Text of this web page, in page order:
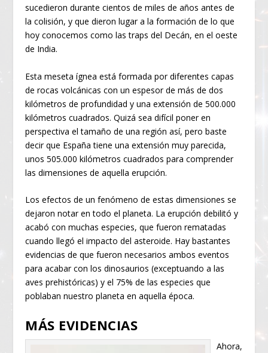
sucedieron durante cientos de miles de años antes de
la colisión, y que dieron lugar a la formación de lo que
hoy conocemos como las traps del Decán, en el oeste
de India.
Esta meseta ígnea está formada por diferentes capas
de rocas volcánicas con un espesor de más de dos
kilómetros de profundidad y una extensión de 500.000
kilómetros cuadrados. Quizá sea difícil poner en
perspectiva el tamaño de una región así, pero baste
decir que España tiene una extensión muy parecida,
unos 505.000 kilómetros cuadrados para comprender
las dimensiones de aquella erupción.
Los efectos de un fenómeno de estas dimensiones se
dejaron notar en todo el planeta. La erupción debilitó y
acabó con muchas especies, que fueron rematadas
cuando llegó el impacto del asteroide. Hay bastantes
evidencias de que fueron necesarios ambos eventos
para acabar con los dinosaurios (exceptuando a las
aves prehistóricas) y el 75% de las especies que
poblaban nuestro planeta en aquella época.
MÁS EVIDENCIAS
Ahora,